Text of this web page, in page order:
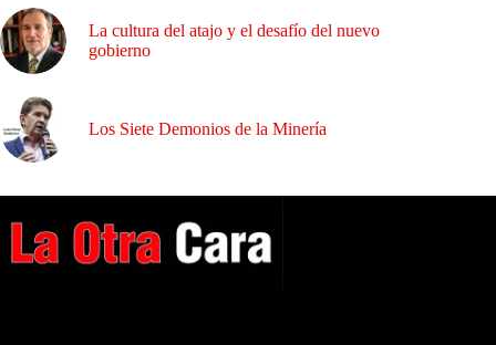
La cultura del atajo y el desafío del nuevo
gobierno
Los Siete Demonios de la Minería